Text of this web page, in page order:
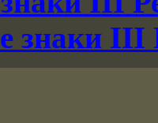
знаки III